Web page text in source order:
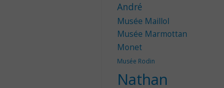
André
Musée Maillol
Musée Marmottan
Monet
Musée Rodin
Nathan